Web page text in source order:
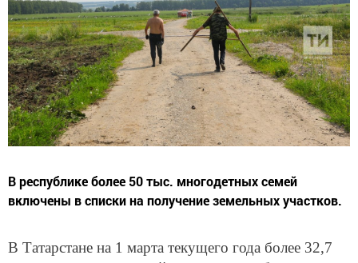
В республике более 50 тыс. многодетных семей
включены в списки на получение земельных участков.
В Татарстане на 1 марта текущего года более 32,7